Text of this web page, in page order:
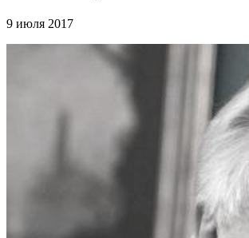
9 июля 2017